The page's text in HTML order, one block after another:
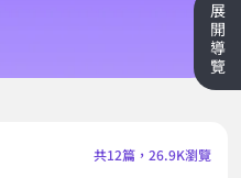
共12篇，26.9K瀏覽
展
開
導
覽